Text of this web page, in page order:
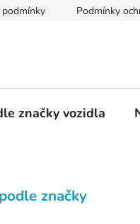
Podmínky
značky vozidla
značky